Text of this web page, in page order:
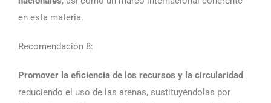
en esta materia.
Recomendación 8:
Promover la eficiencia de los recursos y la circularidad
reduciendo el uso de las arenas, sustituyéndolas por